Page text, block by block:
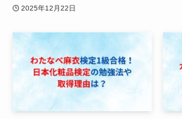
2025年12月22日